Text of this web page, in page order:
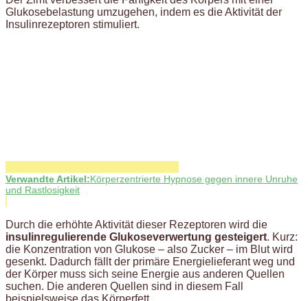
Glukosebelastung umzugehen, indem es die Aktivität der
Insulinrezeptoren stimuliert.
Verwandte Artikel:Körperzentrierte Hypnose gegen innere Unruhe
und Rastlosigkeit
Durch die erhöhte Aktivität dieser Rezeptoren wird die
insulinregulierende Glukoseverwertung gesteigert. Kurz:
die Konzentration von Glukose – also Zucker – im Blut wird
gesenkt. Dadurch fällt der primäre Energielieferant weg und
der Körper muss sich seine Energie aus anderen Quellen
suchen. Die anderen Quellen sind in diesem Fall